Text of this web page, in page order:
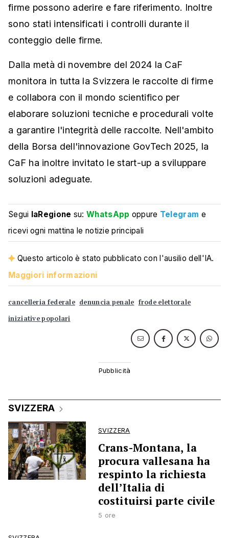
firme possono aderire e fare riferimento. Inoltre
sono stati intensificati i controlli durante il
conteggio delle firme.
Dalla metà di novembre del 2024 la CaF
monitora in tutta la Svizzera le raccolte di firme
e collabora con il mondo scientifico per
elaborare soluzioni tecniche e procedurali volte
a garantire l'integrità delle raccolte. Nell'ambito
della Borsa dell'innovazione GovTech 2025, la
CaF ha inoltre invitato le start-up a sviluppare
soluzioni adeguate.
Segui laRegione su:WhatsApp oppure Telegram e
ricevi ogni mattina le notizie principali
Questo articolo è stato pubblicato con l'ausilio dell'IA.
Maggiori informazioni
cancelleria federale denuncia penale frode elettorale
iniziative popolari
SVIZZERA
SVIZZERA
Crans-Montana, la
procura vallesana ha
respinto la richiesta
dell’Italia di
costituirsi parte civile
5 ore